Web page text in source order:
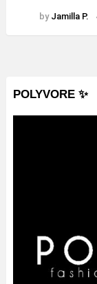
by Jamilla P.
POLYVORE ✨